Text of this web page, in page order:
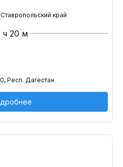
край
ч 20 м
Респ. Дагестан